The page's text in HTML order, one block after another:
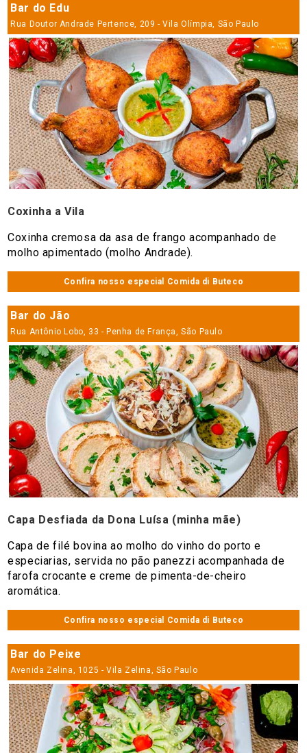
Bar do Edu
Rua Doutor Andrade Pertence, 209 - Vila Olímpia, São Paulo
Coxinha a Vila
Coxinha cremosa da asa de frango acompanhado de
molho apimentado (molho Andrade).
Confira nosso especial Comida di Buteco
Bar do Jão
Rua Antônio Lobo, 33 - Penha de França, São Paulo
Capa Desfiada da Dona Luísa (minha mãe)
Capa de filé bovina ao molho do vinho do porto e
especiarias, servida no pão panezzi acompanhada de
farofa crocante e creme de pimenta-de-cheiro
aromática.
Confira nosso especial Comida di Buteco
Bar do Peixe
Avenida Zelina, 1025 - Vila Zelina, São Paulo